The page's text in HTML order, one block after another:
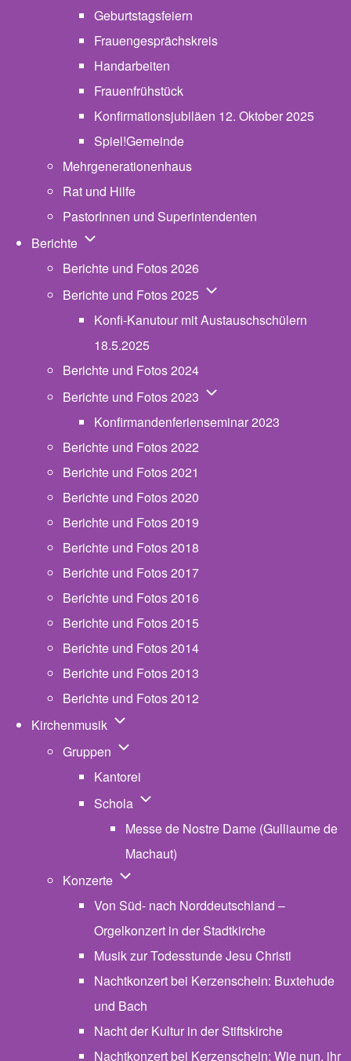
Geburtstagsfeiern
Frauengesprächskreis
Handarbeiten
Frauenfrühstück
Konfirmationsjubiläen 12. Oktober 2025
Spiel!Gemeinde
Mehrgenerationenhaus
Rat und Hilfe
PastorInnen und Superintendenten
Berichte Unternavigation von Berichte
Berichte und Fotos 2026
Berichte und Fotos 2025 Unternavigation von
Konfi-Kanutour mit Austauschschülern
18.5.2025
Berichte und Fotos 2024
Berichte und Fotos 2023 Unternavigation von
Konfirmandenferienseminar 2023
Berichte und Fotos 2022
Berichte und Fotos 2021
Berichte und Fotos 2020
Berichte und Fotos 2019
Berichte und Fotos 2018
Berichte und Fotos 2017
Berichte und Fotos 2016
Berichte und Fotos 2015
Berichte und Fotos 2014
Berichte und Fotos 2013
Berichte und Fotos 2012
Kirchenmusik Unternavigation von Kirchenmusik
Gruppen Unternavigation von Gruppen
Kantorei
Schola Unternavigation von Schola
Messe de Nostre Dame (Gulliaume de
Machaut)
Konzerte Unternavigation von Konzerte
Von Süd- nach Norddeutschland –
Orgelkonzert in der Stadtkirche
Musik zur Todesstunde Jesu Christi
Nachtkonzert bei Kerzenschein: Buxtehude
und Bach
Nacht der Kultur in der Stiftskirche
Nachtkonzert bei Kerzenschein: Wie nun, ihr